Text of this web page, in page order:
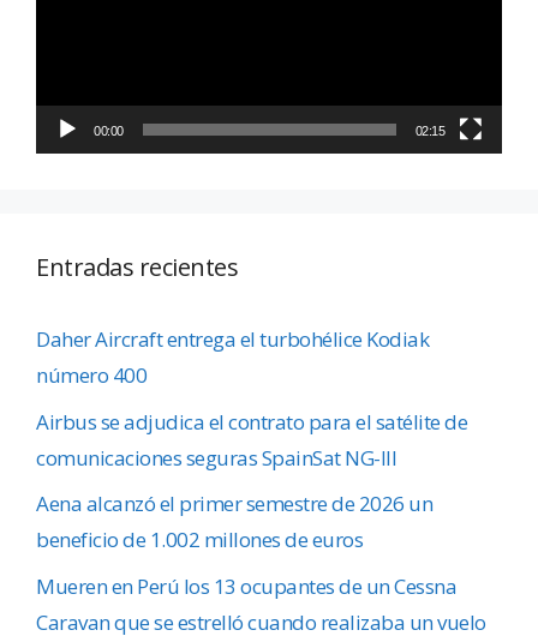
00:00 02:15
Entradas recientes
Daher Aircraft entrega el turbohélice Kodiak
número 400
Airbus se adjudica el contrato para el satélite de
comunicaciones seguras SpainSat NG-III
Aena alcanzó el primer semestre de 2026 un
beneficio de 1.002 millones de euros
Mueren en Perú los 13 ocupantes de un Cessna
Caravan que se estrelló cuando realizaba un vuelo